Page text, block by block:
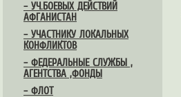
– УЧ.БОЕВЫХ ДЕЙСТВИЙ
АФГАНИСТАН
– УЧАСТНИКУ ЛОКАЛЬНЫХ
КОНФЛИКТОВ
– ФЕДЕРАЛЬНЫЕ СЛУЖБЫ ,
АГЕНТСТВА ,ФОНДЫ
– ФЛОТ